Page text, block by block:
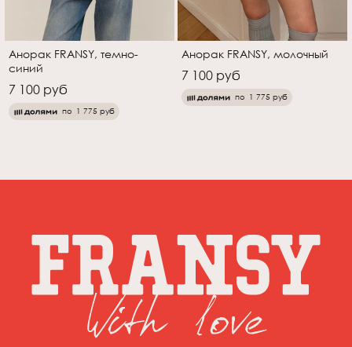
Анорак FRANSY, темно-
синий
7 100 руб
по 1 775 руб
Анорак FRANSY, молочный
7 100 руб
по 1 775 руб